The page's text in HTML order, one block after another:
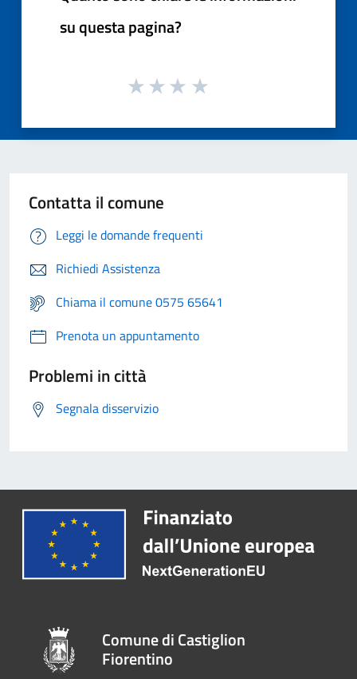
su questa pagina?
Contatta il comune
Leggi le domande frequenti
Richiedi Assistenza
Chiama il comune 0575 65641
Prenota un appuntamento
Problemi in città
Segnala disservizio
Comune di Castiglion
Fiorentino